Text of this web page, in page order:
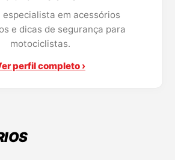
especialista em acessórios
e dicas de segurança para
motociclistas.
perfil completo ›